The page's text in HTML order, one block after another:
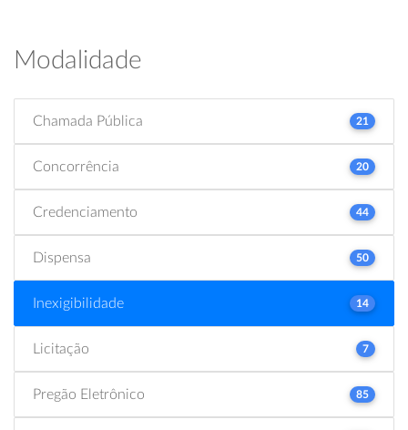
Modalidade
Chamada Pública 21
Concorrência 20
Credenciamento 44
Dispensa 50
Inexigibilidade 14
Licitação 7
Pregão Eletrônico 85